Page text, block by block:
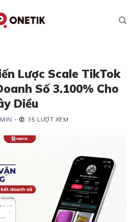
Lược Scale TikTok
Số 3.100% Cho
Diều
- 35 LƯỢT XEM